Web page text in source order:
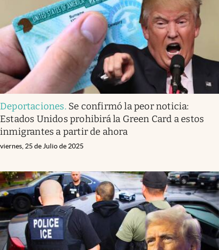
Deportaciones. Se confirmó la peor noticia:
Estados Unidos prohibirá la Green Card a estos
inmigrantes a partir de ahora
viernes, 25 de Julio de 2025